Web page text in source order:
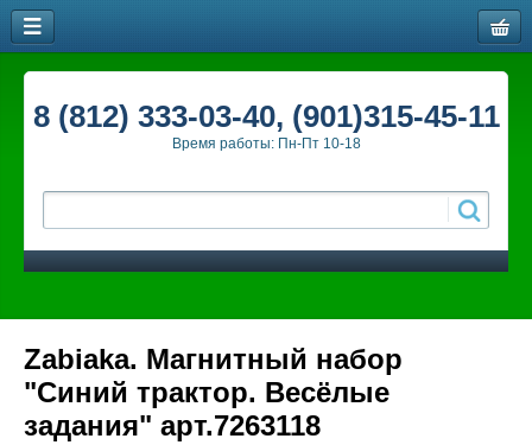
8 (812) 333-03-40, (901)315-45-11
Время работы: Пн-Пт 10-18
Zabiaka. Магнитный набор
"Синий трактор. Весёлые
задания" арт.7263118